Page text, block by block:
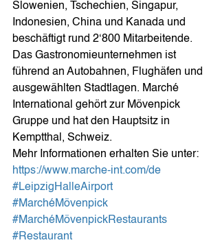
Slowenien, Tschechien, Singapur,
Indonesien, China und Kanada und
beschäftigt rund 2‘800 Mitarbeitende.
Das Gastronomieunternehmen ist
führend an Autobahnen, Flughäfen und
ausgewählten Stadtlagen. Marché
International gehört zur Mövenpick
Gruppe und hat den Hauptsitz in
Kemptthal, Schweiz.
Mehr Informationen erhalten Sie unter:
https://www.marche-int.com/de
#LeipzigHalleAirport
#MarchéMövenpick
#MarchéMövenpickRestaurants
#Restaurant